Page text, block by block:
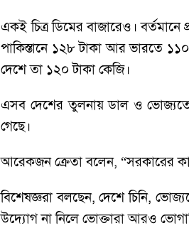
একই চিত্র ডিমের বাজারেও।
পাকিস্তানে ১২৮ টাকা আর ভারতে
দেশে তা ১২০ টাকা কেজি।
এসব দেশের তুলনায় ডাল ও
গেছে।
আরেকজন ক্রেতা বলেন, “সরকারের
বিশেষজ্ঞরা বলছেন, দেশে চিনি,
উদ্যোগ না নিলে ভোক্তারা আরও